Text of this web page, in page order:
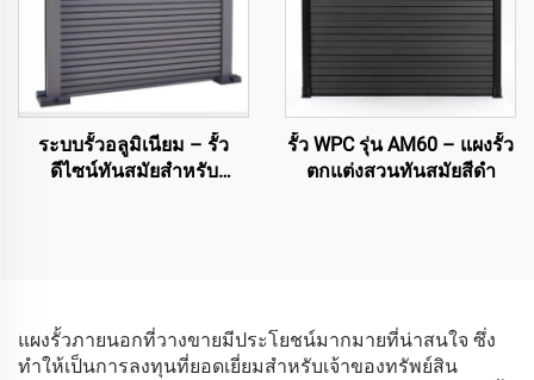
ระบบรั้วอลูมิเนียม – รั้ว
ดีไซน์ทันสมัยสำหรับ
รั้ว WPC รุ่น AM60 – แผงรั้ว
ตกแต่งสวนทันสมัยสีดำ
แผงรั้วภายนอกที่วางขายมีประโยชน์มากมายที่น่าสนใจ ซึ่ง
ทำให้เป็นการลงทุนที่ยอดเยี่ยมสำหรับเจ้าของทรัพย์สิน